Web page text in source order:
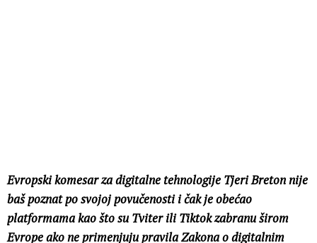
Evropski komesar za digitalne tehnologije Tjeri Breton nije
baš poznat po svojoj povučenosti i čak je obećao
platformama kao što su Tviter ili Tiktok zabranu širom
Evrope ako ne primenjuju pravila Zakona o digitalnim